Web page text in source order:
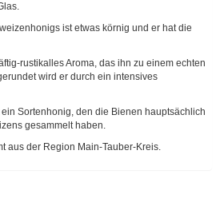
ist etwas körnig und er hat die
rustikalles Aroma, das ihn zu einem echten
wird er durch ein intensives
Sortenhonig, den die Bienen hauptsächlich
gesammelt haben.
aus der Region Main-Tauber-Kreis.